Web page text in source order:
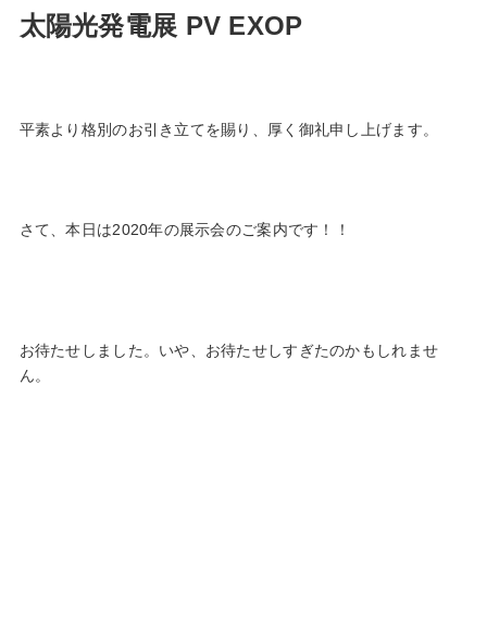
太陽光発電展 PV EXOP
平素より格別のお引き立てを賜り、厚く御礼申し上げます。
さて、本日は2020年の展示会のご案内です！！
お待たせしました。いや、お待たせしすぎたのかもしれませ
ん。